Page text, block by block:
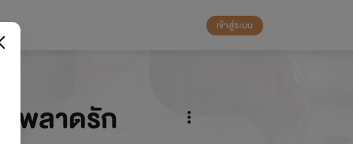
เข้าสู่ระบบ
พลาดรัก